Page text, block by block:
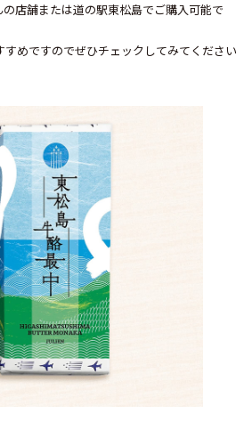
店舗または道の駅東松島でご購入可能で
すめですのでぜひチェックしてみてください